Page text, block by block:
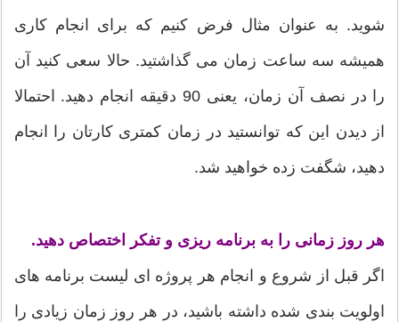
شوید. به عنوان مثال فرض کنیم که برای انجام کاری
همیشه سه ساعت زمان می گذاشتید. حالا سعی کنید آن
را در نصف آن زمان، یعنی 90 دقیقه انجام دهید. احتمالا
از دیدن این که توانستید در زمان کمتری کارتان را انجام
دهید، شگفت زده خواهید شد.
هر روز زمانی را به برنامه ریزی و تفکر اختصاص دهید.
اگر قبل از شروع و انجام هر پروژه ای لیست برنامه های
اولویت بندی شده داشته باشید، در هر روز زمان زیادی را